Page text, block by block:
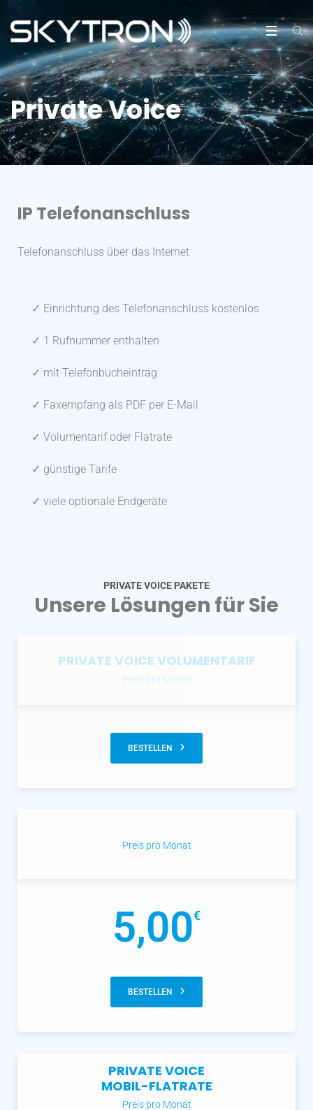
Private Voice
IP Telefonanschluss
Telefonanschluss über das Internet
✓ Einrichtung des Telefonanschluss kostenlos
✓ 1 Rufnummer enthalten
✓ mit Telefonbucheintrag
✓ Faxempfang als PDF per E-Mail
✓ Volumentarif oder Flatrate
✓ günstige Tarife
✓ viele optionale Endgeräte
PRIVATE VOICE PAKETE
Unsere Lösungen für Sie
PRIVATE VOICE VOLUMENTARIF
Preis pro Monat
BESTELLEN
Preis pro Monat
5,00€
BESTELLEN
PRIVATE VOICE
MOBIL-FLATRATE
Preis pro Monat